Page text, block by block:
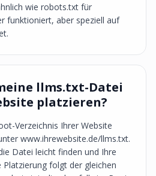
wie robots.txt für
funktioniert, aber speziell auf
llms.txt-Datei
platzieren?
Verzeichnis Ihrer Website
www.ihrewebsite.de/llms.txt.
Datei leicht finden und Ihre
Platzierung folgt der gleichen